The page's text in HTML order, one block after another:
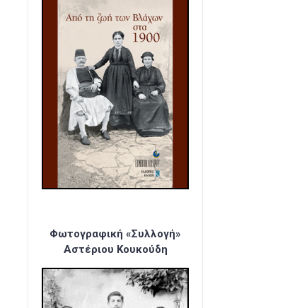
Φωτογραφική «Συλλογή»
Αστέριου Κουκούδη